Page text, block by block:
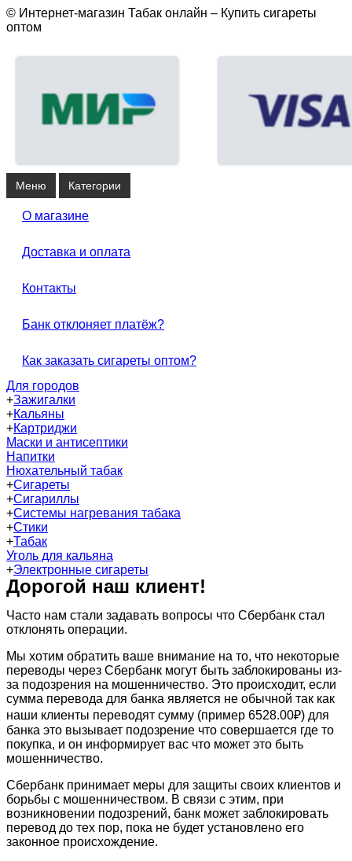
© Интернет-магазин Табак онлайн – Купить сигареты
оптом
Меню Категории
О магазине
Доставка и оплата
Контакты
Банк отклоняет платёж?
Как заказать сигареты оптом?
Для городов
+Зажигалки
+Кальяны
+Картриджи
Маски и антисептики
Напитки
Нюхательный табак
+Сигареты
+Сигариллы
+Системы нагревания табака
+Стики
+Табак
Уголь для кальяна
+Электронные сигареты
Дорогой наш клиент!
Часто нам стали задавать вопросы что Сбербанк стал
отклонять операции.
Мы хотим обратить ваше внимание на то, что некоторые
переводы через Сбербанк могут быть заблокированы из-
за подозрения на мошенничество. Это происходит, если
сумма перевода для банка является не обычной так как
наши клиенты переводят сумму (пример 6528.00₽) для
банка это вызывает подозрение что совершается где то
покупка, и он информирует вас что может это быть
мошенничество.
Сбербанк принимает меры для защиты своих клиентов и
борьбы с мошенничеством. В связи с этим, при
возникновении подозрений, банк может заблокировать
перевод до тех пор, пока не будет установлено его
законное происхождение.